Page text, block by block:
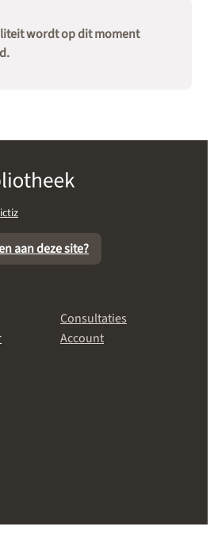
wordt op dit moment
aan deze site?
Consultaties
Account